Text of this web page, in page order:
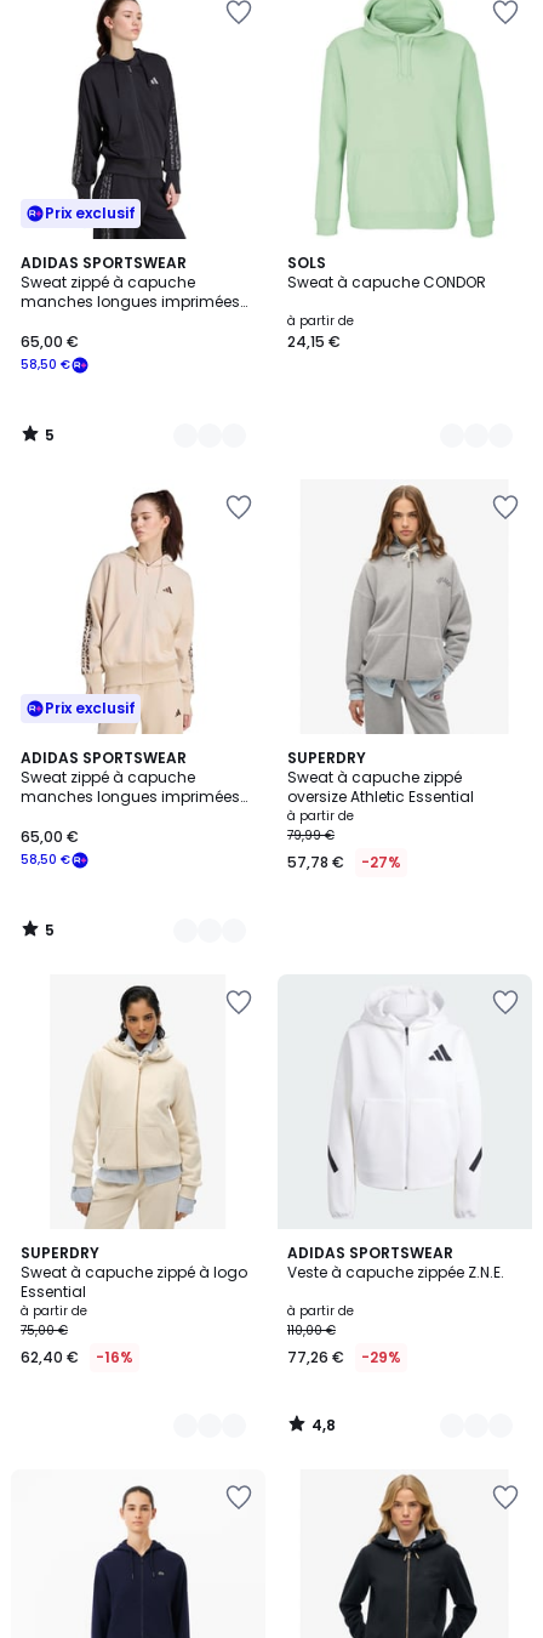
Prix exclusif
ADIDAS SPORTSWEAR
Sweat zippé à capuche
manches longues imprimées
58,50 €
65,00 €
5
/
5
3
Couleurs
5
/
SOLS
Sweat à capuche CONDOR
à partir de
24,15 €
6
Couleurs
Prix exclusif
ADIDAS SPORTSWEAR
Sweat zippé à capuche
manches longues imprimées
58,50 €
65,00 €
5
/
5
2
Couleurs
5
/
SUPERDRY
Sweat à capuche zippé
oversize Athletic Essential
à partir de
79,99 €
57,78 € -27%
SUPERDRY
Sweat à capuche zippé à logo
Essential
à partir de
75,00 €
62,40 € -16%
3
Couleurs
ADIDAS SPORTSWEAR
Veste à capuche zippée Z.N.E.
à partir de
110,00 €
77,26 € -29%
4,8
/ 5
9
Couleurs
4,8
/